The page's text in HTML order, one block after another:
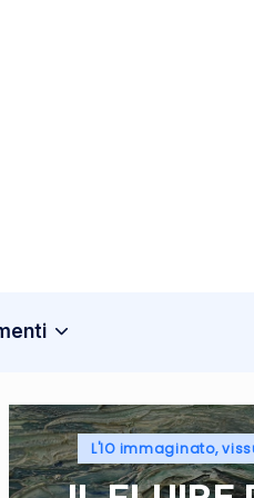
Posted
in
L'IO immaginato,